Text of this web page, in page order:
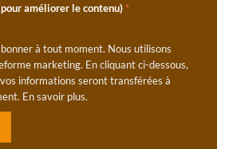
améliorer le contenu)*
à tout moment. Nous utilisons
marketing. En cliquant ci-dessous,
informations seront transférées à
En savoir plus.